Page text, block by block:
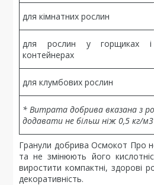
для кімнатних рослин
для рослин у горщиках і
контейнерах
для клумбових рослин
* Витрата добрива вказана з
додавати не більш ніж 0,5 кг/
Гранули добрива Осмокот Про
та не змінюють його
виростити компактні, здорові
декоративність.